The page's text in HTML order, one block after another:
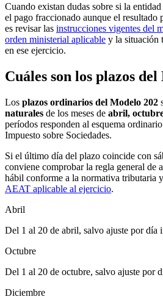
Cuando existan dudas sobre si la
el pago fraccionado aunque el resultado
es revisar las instrucciones vigentes del
orden ministerial aplicable y la situación
en ese ejercicio.
Cuáles son los plazos
Los plazos ordinarios del Modelo 202
naturales de los meses de abril,
períodos responden al esquema
Impuesto sobre Sociedades.
Si el último día del plazo coincide con
conviene comprobar la regla general de
hábil conforme a la normativa tributaria
AEAT aplicable al ejercicio.
Abril
Del 1 al 20 de abril, salvo ajuste por día
Octubre
Del 1 al 20 de octubre, salvo ajuste por
Diciembre